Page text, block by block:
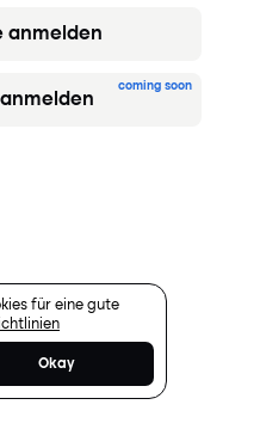
für eine gute
Okay
anmelden
coming soon